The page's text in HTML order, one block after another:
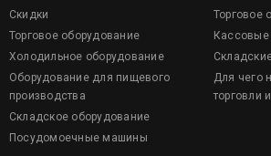
Скидки
Торговое оборудование
Холодильное оборудование
Оборудование для пищевого
производства
Складское оборудование
Посудомоечные машины
Торговое
Кассовые
Для чего
торговли